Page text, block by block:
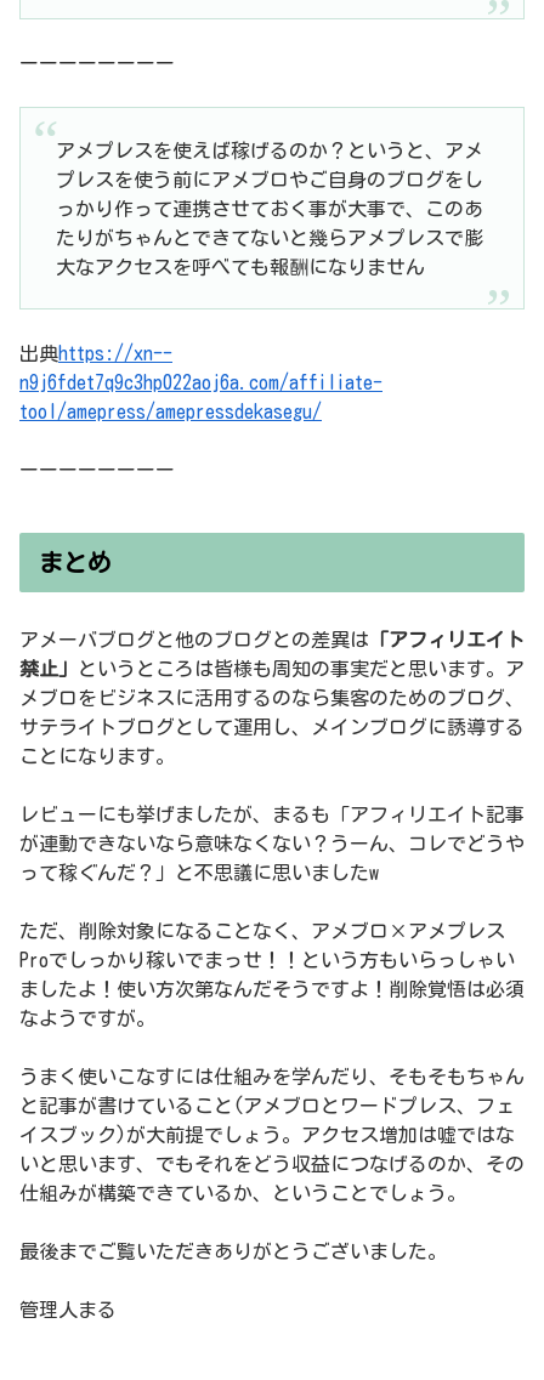
ーーーーーーーー
アメプレスを使えば稼げるのか？というと、アメ
プレスを使う前にアメブロやご自身のブログをし
っかり作って連携させておく事が大事で、このあ
たりがちゃんとできてないと幾らアメプレスで膨
大なアクセスを呼べても報酬になりません
出典https://xn--
n9j6fdet7q9c3hp022aoj6a.com/affiliate-
tool/amepress/amepressdekasegu/
ーーーーーーーー
まとめ
アメーバブログと他のブログとの差異は 「アフィリエイト
禁止」
というところは皆様も周知の事実だと思います。ア
メブロをビジネスに活用するのなら集客のためのブログ、
サテライトブログとして運用し、メインブログに誘導する
ことになります。
レビューにも挙げましたが、まるも「アフィリエイト記事
が連動できないなら意味なくない？うーん、コレでどうや
って稼ぐんだ？」と不思議に思いましたw
ただ、削除対象になることなく、アメブロ×アメプレス
Proでしっかり稼いでまっせ！！という方もいらっしゃい
ましたよ！使い方次第なんだそうですよ！削除覚悟は必須
なようですが。
うまく使いこなすには仕組みを学んだり、そもそもちゃん
と記事が書けていること(アメブロとワードプレス、フェ
イスブック)が大前提でしょう。アクセス増加は嘘ではな
いと思います、でもそれをどう収益につなげるのか、その
仕組みが構築できているか、ということでしょう。
最後までご覧いただきありがとうございました。
管理人まる